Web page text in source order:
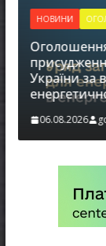
НОВИНИ
України за
06.08.2026